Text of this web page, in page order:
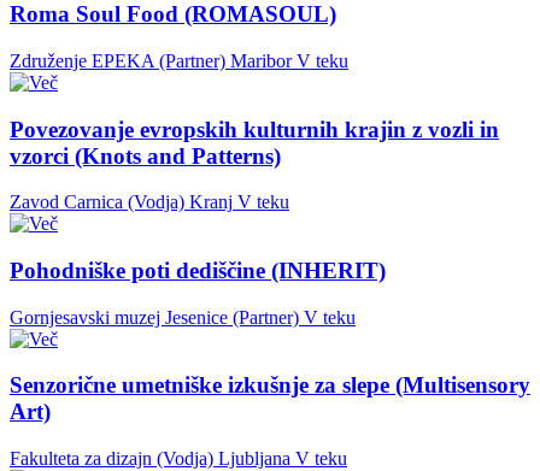
Roma Soul Food (ROMASOUL)
Združenje EPEKA (Partner) Maribor V teku
Povezovanje evropskih kulturnih krajin z vozli in
vzorci (Knots and Patterns)
Zavod Carnica (Vodja) Kranj V teku
Pohodniške poti dediščine (INHERIT)
Gornjesavski muzej Jesenice (Partner) V teku
Senzorične umetniške izkušnje za slepe (Multisensory
Art)
Fakulteta za dizajn (Vodja) Ljubljana V teku